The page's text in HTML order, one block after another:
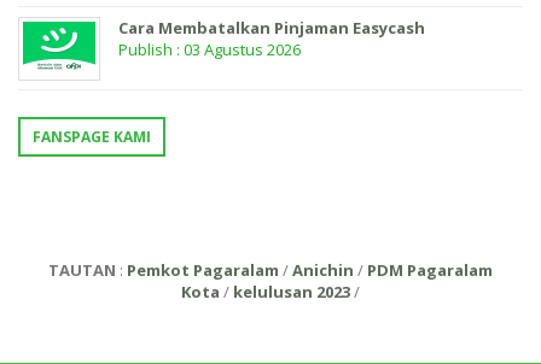
Cara Membatalkan Pinjaman Easycash
Publish : 03 Agustus 2026
FANSPAGE KAMI
TAUTAN : Pemkot Pagaralam /Anichin / PDM Pagaralam
Kota / kelulusan 2023/